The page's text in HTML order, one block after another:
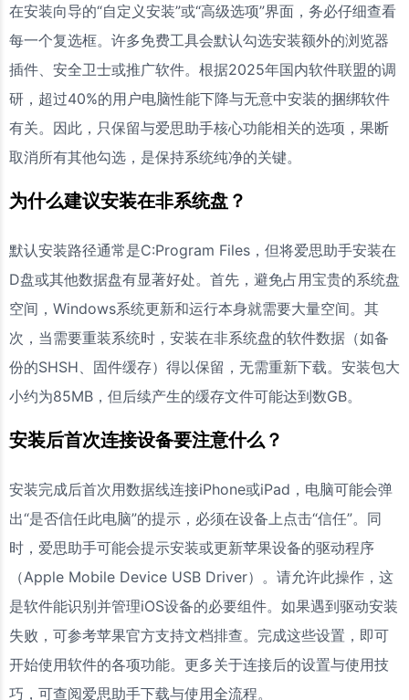
在安装向导的“自定义安装”或“高级选项”界面，务必仔细查看
每一个复选框。许多免费工具会默认勾选安装额外的浏览器
插件、安全卫士或推广软件。根据2025年国内软件联盟的调
研，超过40%的用户电脑性能下降与无意中安装的捆绑软件
有关。因此，只保留与爱思助手核心功能相关的选项，果断
取消所有其他勾选，是保持系统纯净的关键。
为什么建议安装在非系统盘？
默认安装路径通常是C:Program Files，但将爱思助手安装在
D盘或其他数据盘有显著好处。首先，避免占用宝贵的系统盘
空间，Windows系统更新和运行本身就需要大量空间。其
次，当需要重装系统时，安装在非系统盘的软件数据（如备
份的SHSH、固件缓存）得以保留，无需重新下载。安装包大
小约为85MB，但后续产生的缓存文件可能达到数GB。
安装后首次连接设备要注意什么？
安装完成后首次用数据线连接iPhone或iPad，电脑可能会弹
出“是否信任此电脑”的提示，必须在设备上点击“信任”。同
时，爱思助手可能会提示安装或更新苹果设备的驱动程序
（Apple Mobile Device USB Driver）。请允许此操作，这
是软件能识别并管理iOS设备的必要组件。如果遇到驱动安装
失败，可参考苹果官方支持文档排查。完成这些设置，即可
开始使用软件的各项功能。更多关于连接后的设置与使用技
巧，可查阅爱思助手下载与使用全流程。